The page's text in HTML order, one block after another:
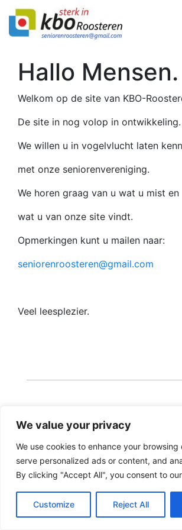
We value your privacy
We use cookies to enhance your browsing
serve personalized ads or content, and
By clicking "Accept All", you consent to
Customize Reject All
Hallo Mensen.
Welkom op de site van KBO-
De site in nog volop in ontwikkeling.
We willen u in vogelvlucht laten
met onze seniorenvereniging.
We horen graag van u wat u mist en
wat u van onze site vindt.
Opmerkingen kunt u mailen naar:
seniorenroosteren@gmail.com
Veel leesplezier.
Copyright 2026 · Realisatie
Vormgeving
Beheerderslogin·Privacy Statement·